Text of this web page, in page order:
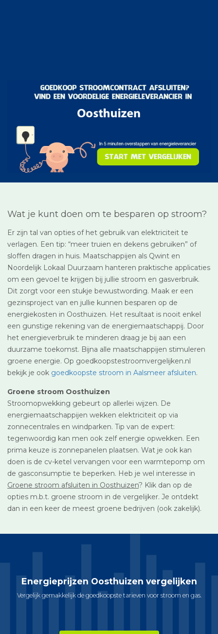
Wat je kunt doen om te besparen op stroom?
Er zijn tal van opties of het gebruik van elektriciteit te
verlagen. Een tip: “meer truien en dekens gebruiken” of
sloffen dragen in huis. Maatschappijen als Qwint en
Noordelijk Lokaal Duurzaam hanteren praktische applicaties
om een gevoel te krijgen bij jullie stroom en gasverbruik.
Dit zorgt voor een stukje bewustwording. Maak er een
gezinsproject van en jullie kunnen besparen op de
energiekosten in Oosthuizen. Het resultaat is nooit enkel
een gunstige rekening van de energiemaatschappij. Door
het energieverbruik te minderen draag je bij aan een
duurzame toekomst. Bijna alle maatschappijen stimuleren
groene energie. Op goedkoopstestroomvergelijken.nl
bekijk je ook goedkoopste stroom in Aalsmeer afsluiten.
Groene stroom Oosthuizen
Stroomopwekking gebeurt op allerlei wijzen. De
energiemaatschappijen wekken elektriciteit op via
zonnecentrales en windparken. Tip van de expert:
tegenwoordig kan men ook zelf energie opwekken. Een
prima keuze is zonnepanelen plaatsen. Wat je ook kan
doen is de cv-ketel vervangen voor een warmtepomp om
de gasconsumptie te beperken. Heb je wel interesse in
Groene stroom afsluiten in Oosthuizen? Klik dan op de
opties m.b.t. groene stroom in de vergelijker. Je ontdekt
dan in een keer de meest groene bedrijven (ook zakelijk).
Energieprijzen Oosthuizen vergelijken
Vergelijk gemakkelijk de goedkoopste tarieven voor stroom en gas.